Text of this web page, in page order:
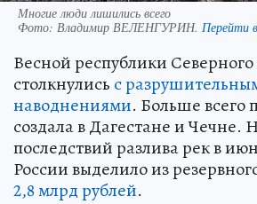
Многие люди лишились всего
Фото: Владимир ВЕЛЕНГУРИН. Перейти
Весной республики Северного
столкнулись с
наводнениями. Больше всего
создала в Дагестане и Чечне.
последствий разлива рек в
России выделило из
2,8 млрд рублей.